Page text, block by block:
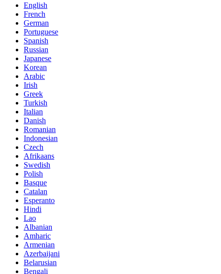
English
French
German
Portuguese
Spanish
Russian
Japanese
Korean
Arabic
Irish
Greek
Turkish
Italian
Danish
Romanian
Indonesian
Czech
Afrikaans
Swedish
Polish
Basque
Catalan
Esperanto
Hindi
Lao
Albanian
Amharic
Armenian
Azerbaijani
Belarusian
Bengali